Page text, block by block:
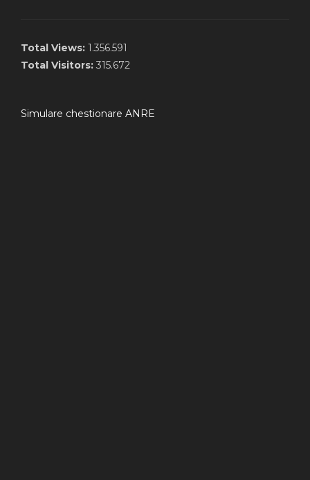
Total Views: 1.356.591
Total Visitors: 315.672
Simulare chestionare ANRE